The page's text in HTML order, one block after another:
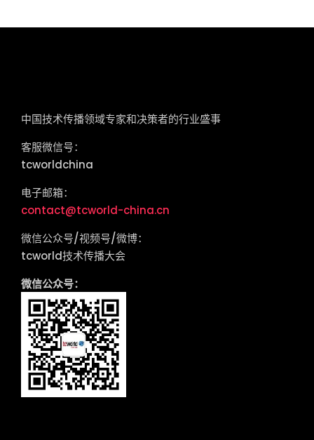
中国技术传播领域专家和决策者的行业盛事
客服微信号：
tcworldchina
电子邮箱：
contact@tcworld-china.cn
微信公众号/视频号/微博：
tcworld技术传播大会
微信公众号：